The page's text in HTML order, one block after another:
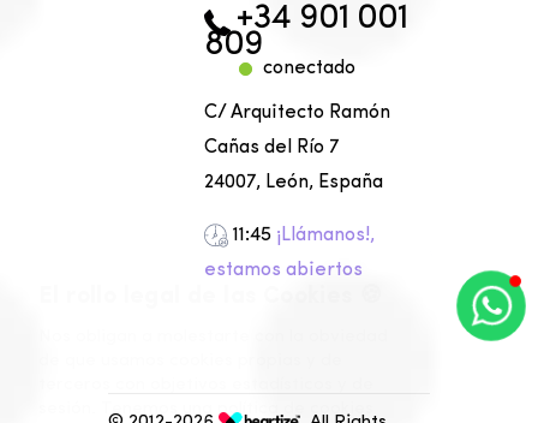
+34 901 001
809
conectado
C/ Arquitecto Ramón
Cañas del Río 7
24007, León, España
11:45 ¡Llámanos!,
estamos abiertos